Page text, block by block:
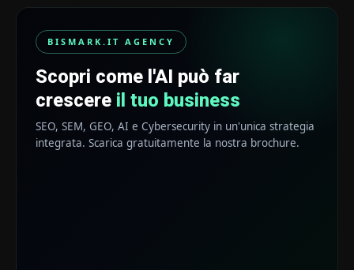
BISMARK.IT AGENCY
Scopri come l'AI può far
crescere il tuo business
SEO, SEM, GEO, AI e Cybersecurity in un'unica strategia
integrata. Scarica gratuitamente la nostra brochure.